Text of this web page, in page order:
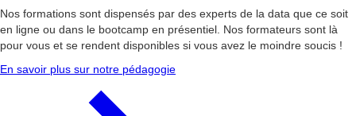
Nos formations sont dispensés par des experts de la data que ce soit
en ligne ou dans le bootcamp en présentiel. Nos formateurs sont là
pour vous et se rendent disponibles si vous avez le moindre soucis !
En savoir plus sur notre pédagogie